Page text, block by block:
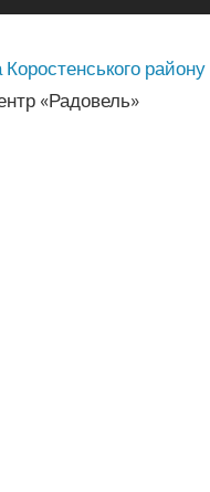
району
«Радовель»